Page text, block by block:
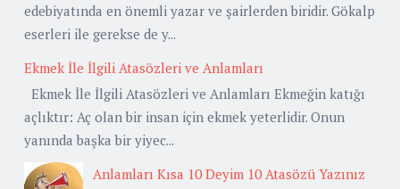
edebiyatında en önemli yazar ve şairlerden biridir. Gökalp
eserleri ile gerekse de y...
Ekmek İle İlgili Atasözleri ve Anlamları
Ekmek İle İlgili Atasözleri ve Anlamları Ekmeğin katığı
açlıktır: Aç olan bir insan için ekmek yeterlidir. Onun
yanında başka bir yiyec...
Anlamları Kısa 10 Deyim 10 Atasözü Yazınız